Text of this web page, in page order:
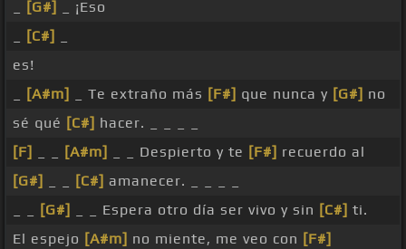
[G#]
_ ¡Eso
[C#]
es!
[A#m] _ Te extraño más [F#] que nunca y [G#] no
sé qué [C#] hacer. _ _ _ _
[F]
[A#m] _ _ Despierto y te [F#] recuerdo al
[G#]
[C#] amanecer. _ _ _ _
[G#] _ _ Espera otro día ser vivo y sin [C#] ti.
El espejo [A#m] no miente, me veo con [F#]